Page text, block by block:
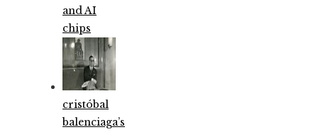
and AI
chips
cristóbal
balenciaga’s